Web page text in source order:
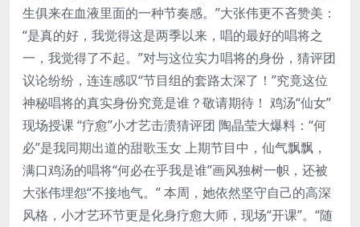
生俱来在血液里面的一种节奏感。”大张伟更不吝赞美：
“是真的好，我觉得这是两季以来，唱的最好的唱将之
一，我觉得了不起。”对与这位实力唱将的身份，猜评团
议论纷纷，连连感叹“节目组的套路太深了！”究竟这位
神秘唱将的真实身份究竟是谁？敬请期待！ 鸡汤“仙女”
现场授课 “疗愈”小才艺击溃猜评团 陶晶莹大爆料：“何
必”是我同期出道的甜歌玉女 上期节目中，仙气飘飘，
满口鸡汤的唱将“何必在乎我是谁”画风独树一帜，还被
大张伟埋怨“不接地气。” 本周，她依然坚守自己的高深
风格，小才艺环节更是化身疗愈大师，现场“开课”。“随